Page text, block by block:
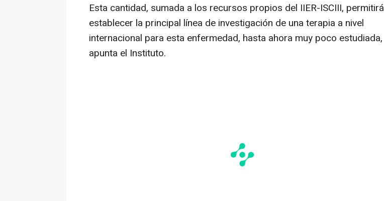
Esta cantidad, sumada a los recursos propios del IIER-ISCIII, permitirá
establecer la principal línea de investigación de una terapia a nivel
internacional para esta enfermedad, hasta ahora muy poco estudiada,
apunta el Instituto.